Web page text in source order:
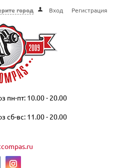
город Вход Регистрация
пт: 10.00 - 20.00
вс: 11.00 - 20.00